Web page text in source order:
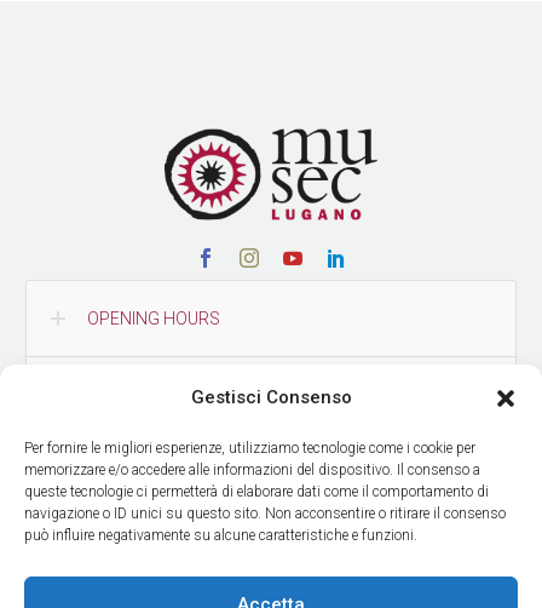
Gestisci Consenso
Per fornire le migliori esperienze, utilizziamo tecnologie come i cookie per
memorizzare e/o accedere alle informazioni del dispositivo. Il consenso a
queste tecnologie ci permetterà di elaborare dati come il comportamento di
navigazione o ID unici su questo sito. Non acconsentire o ritirare il consenso
può influire negativamente su alcune caratteristiche e funzioni.
OPENING HOURS
HOW TO REACH US